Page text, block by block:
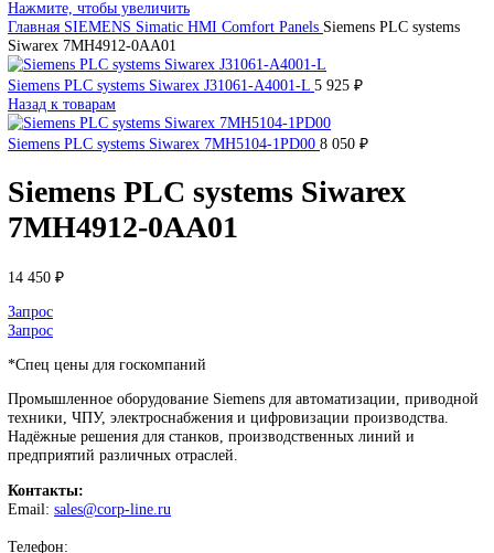
Сервопривод Siemens SQM
Сервопривод Siemens SKP
Газовый электромагнитный клапан Siemens
DEUBLIN
Главная
О Комании
Оплата
Контакты
+7 (499) 130-03-67
Нажмите, чтобы увеличить
ГлавнаяSIEMENSSimatic HMI
Siemens PLC systems Siwarex J31061-A4001-L5 925₽
Назад к товарам
Siemens PLC systems Siwarex 7MH5104-1PD00